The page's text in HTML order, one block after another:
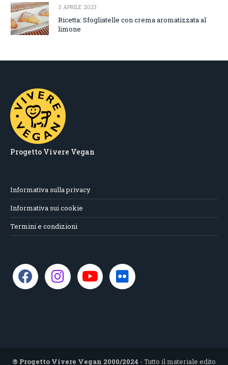
3 APRILE 2023
Ricetta: Sfogliatelle con crema aromatizzata al
limone
Progetto Vivere Vegan
Informativa sulla privacy
Informativa sui cookie
Termini e condizioni
® Progetto Vivere Vegan 2000/2024 - Tutto il materiale edito